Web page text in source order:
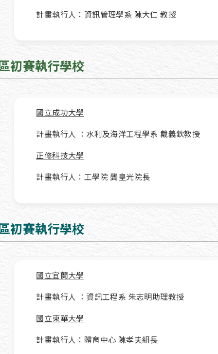
計畫執行人：資訊管理學系 陳大仁 教授
初賽執行學校
國立成功大學
計畫執行人 ：水利及海洋工程學系 戴義欽教授
正修科技大學
計畫執行人：工學院 龔皇光院長
初賽執行學校
國立宜蘭大學
計畫執行人 ：資訊工程系 朱志明助理教授
國立東華大學
計畫執行人：體育中心 陳孝夫組長